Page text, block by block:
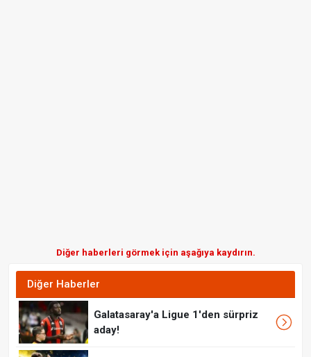
Diğer haberleri görmek için aşağıya kaydırın.
Diğer Haberler
Galatasaray'a Ligue 1'den sürpriz
aday!